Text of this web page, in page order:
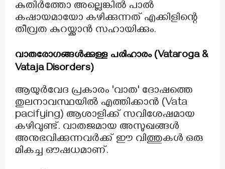
കുതിർത്തോ അല്ലെങ്കിൽ പാൽ
കഷായമായോ കഴിക്കുന്നത് എക്കിളിന്റെ
തീവ്രത കുറയ്ക്കാൻ സഹായിക്കും.
വാതരോഗങ്ങൾക്കുള്ള പരിഹാരം (Vataroga &
Vataja Disorders)
ആയുർവേദ പ്രകാരം 'വാത' ദോഷത്തെ
തുലനാവസ്ഥയിൽ എത്തിക്കാൻ (Vata
pacifying) ആശാളിക്ക് സവിശേഷമായ
കഴിവുണ്ട്. വാതജമായ അസുഖങ്ങൾ
അനുഭവിക്കുന്നവർക്ക് ഈ വിത്തുകൾ ഒരു
മികച്ച ഔഷധമാണ്.